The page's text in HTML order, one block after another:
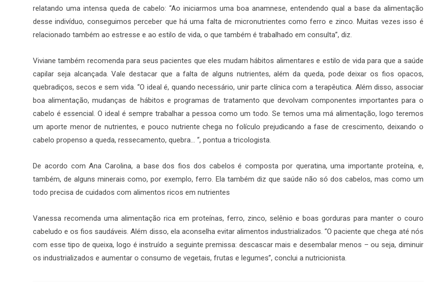
relatando uma intensa queda de cabelo: “Ao iniciarmos uma boa anamnese, entendendo qual a base da alimentação
desse indivíduo, conseguimos perceber que há uma falta de micronutrientes como ferro e zinco. Muitas vezes isso é
relacionado também ao estresse e ao estilo de vida, o que também é trabalhado em consulta”, diz.
Viviane também recomenda para seus pacientes que eles mudam hábitos alimentares e estilo de vida para que a saúde
capilar seja alcançada. Vale destacar que a falta de alguns nutrientes, além da queda, pode deixar os fios opacos,
quebradiços, secos e sem vida. “O ideal é, quando necessário, unir parte clínica com a terapêutica. Além disso, associar
boa alimentação, mudanças de hábitos e programas de tratamento que devolvam componentes importantes para o
cabelo é essencial. O ideal é sempre trabalhar a pessoa como um todo. Se temos uma má alimentação, logo teremos
um aporte menor de nutrientes, e pouco nutriente chega no folículo prejudicando a fase de crescimento, deixando o
cabelo propenso a queda, ressecamento, quebra… “, pontua a tricologista.
De acordo com Ana Carolina, a base dos fios dos cabelos é composta por queratina, uma importante proteína, e,
também, de alguns minerais como, por exemplo, ferro. Ela também diz que saúde não só dos cabelos, mas como um
todo precisa de cuidados com alimentos ricos em nutrientes
Vanessa recomenda uma alimentação rica em proteínas, ferro, zinco, selênio e boas gorduras para manter o couro
cabeludo e os fios saudáveis. Além disso, ela aconselha evitar alimentos industrializados. “O paciente que chega até nós
com esse tipo de queixa, logo é instruído a seguinte premissa: descascar mais e desembalar menos – ou seja, diminuir
os industrializados e aumentar o consumo de vegetais, frutas e legumes”, conclui a nutricionista.